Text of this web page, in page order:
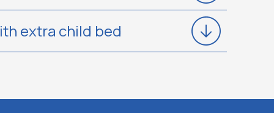
extra child bed